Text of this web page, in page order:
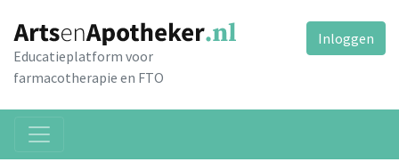
Educatieplatform voor
farmacotherapie en FTO
Inloggen